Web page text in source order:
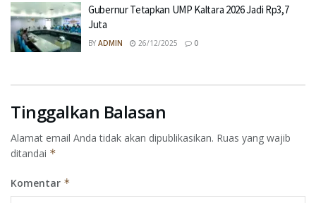
Gubernur Tetapkan UMP Kaltara 2026 Jadi Rp3,7
Juta
BY ADMIN 26/12/2025 0
Tinggalkan Balasan
Alamat email Anda tidak akan dipublikasikan. Ruas yang wajib
ditandai *
Komentar *